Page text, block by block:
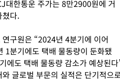
대한통운 주가는 8만2900원에 거
쳤다.
연구원은 “2024년 4분기에 이어
1분기에도 택배 물동량이 둔화됐
에도 택배 물동량 감소가 예상된
와 글로벌 부문의 실적은 단기적으